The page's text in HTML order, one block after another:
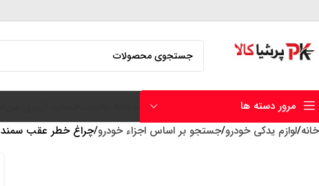
مرور دسته ها
خانه لوازم یدکی خودرو جستجو بر اساس اجزاء خودرو چراغ خطر عقب سمند LXبسته 4 عددی